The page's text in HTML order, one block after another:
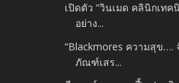
เปิดตัว “วินเมด คลินิกเท
อย่าง...
“Blackmores ความสุข….
ภัณฑ์เสร...